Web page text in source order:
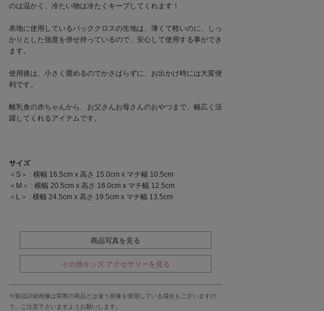
のは温かく、冷たい物は冷たくキープしてくれます！
表地に使用しているパッククロスの生地は、薄くて軽いのに、しっ
かりとした強度を併せ持っているので、安心して使用する事ができ
ます。
使用後は、小さく畳めるのでかさばらずに、お出かけ時には大変便
利です。
離乳食の赤ちゃんから、お父さんお母さんのおやつまで、幅広く活
躍してくれるアイテムです。
サイズ
＜S＞ : 横幅 16.5cm x 高さ 15.0cm x マチ幅 10.5cm
＜M＞ : 横幅 20.5cm x 高さ 16.0cm x マチ幅 12.5cm
＜L＞ : 横幅 24.5cm x 高さ 19.5cm x マチ幅 13.5cm
商品写真を見る
その他キッズ アクセサリーを見る
※製品詳細画像は実際の商品とは違う画像を使用している場合もございますの
で、ご注意下さいますようお願いします。